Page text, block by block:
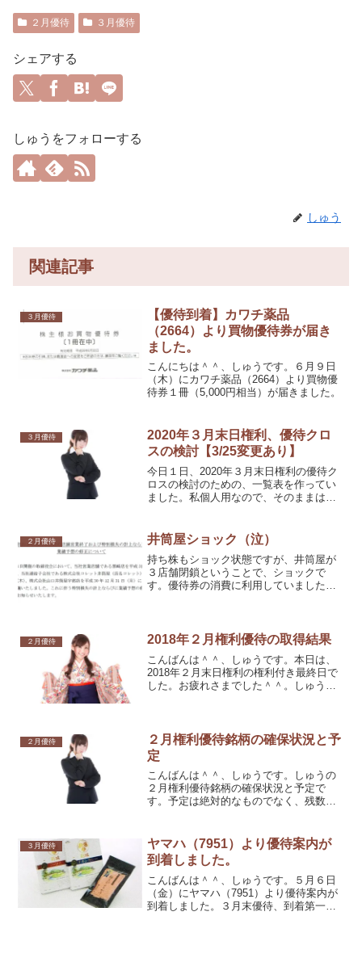
２月優待 ３月優待
シェアする
しゅうをフォローする
しゅう
関連記事
３月優待
【優待到着】カワチ薬品
（2664）より買物優待券が届き
ました。
こんにちは＾＾、しゅうです。６月９日
（木）にカワチ薬品（2664）より買物優
待券１冊（5,000円相当）が届きました。
３月優待
2020年３月末日権利、優待クロ
スの検討【3/25変更あり】
今日１日、2020年３月末日権利の優待ク
ロスの検討のための、一覧表を作ってい
ました。私個人用なので、そのままは使
２月優待 井筒屋ショック（泣）
持ち株もショック状態ですが、井筒屋が
３店舗閉鎖ということで、ショックで
す。優待券の消費に利用していましたの
２月優待 2018年２月権利優待の取得結果
こんばんは＾＾、しゅうです。本日は、
2018年２月末日権利の権利付き最終日で
した。お疲れさまでした＾＾。しゅうの
ます。
２月優待
２月権利優待銘柄の確保状況と予
定
こんばんは＾＾、しゅうです。しゅうの
２月権利優待銘柄の確保状況と予定で
す。予定は絶対的なものでなく、残数な
割引などがないと、赤字になるかもしれ
ません。取得コストをよくご...
３月優待
ヤマハ（7951）より優待案内が
到着しました。
こんばんは＾＾、しゅうです。５月６日
（金）にヤマハ（7951）より優待案内が
到着しました。３月末優待、到着第一号